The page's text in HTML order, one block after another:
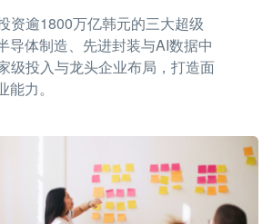
资逾1800万亿韩元的三大超级
导体制造、先进封装与AI数据中
级投入与龙头企业布局，打造面
力。